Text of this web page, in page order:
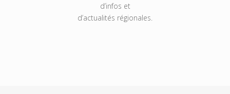
d’infos et
d’actualités régionales.